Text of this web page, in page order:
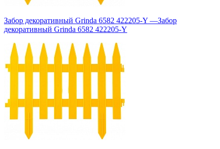
Забор декоративный Grinda 6582 422205-Y —Забор
декоративный Grinda 6582 422205-Y